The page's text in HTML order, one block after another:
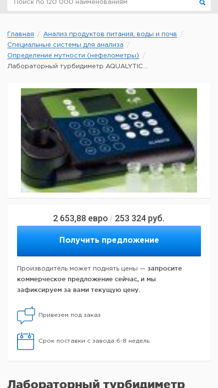
Главная
Анализ продуктов питания, воды и почв
Специальные системы для анализа
Определение мутности (нефелометры)
Лабораторный турбидиметр AQUALYTIC...
2 653,88 евро / 253 324 руб.
Получить предложение
Производитель может поднять цены — запросите
коммерческое предложение сейчас, и мы
зафиксируем за вами текущую цену.
Привезем под заказ
Срок поставки с завода 6-8 недель
Лабораторный турбидиметр